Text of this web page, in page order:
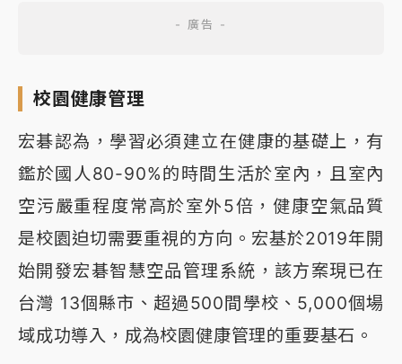
校園健康管理
宏碁認為，學習必須建立在健康的基礎上，有
鑑於國人80-90%的時間生活於室內，且室內
空污嚴重程度常高於室外5倍，健康空氣品質
是校園迫切需要重視的方向。宏基於2019年開
始開發宏碁智慧空品管理系統，該方案現已在
台灣 13個縣市、超過500間學校、5,000個場
域成功導入，成為校園健康管理的重要基石。